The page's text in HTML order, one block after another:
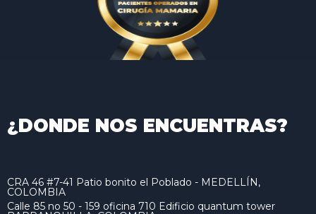
¿DONDE NOS ENCUENTRAS?
CRA 46 #7-41 Patio bonito el Poblado - MEDELLÍN,
COLOMBIA
Calle 85 no 50 - 159 oficina 710 Edificio quantum tower